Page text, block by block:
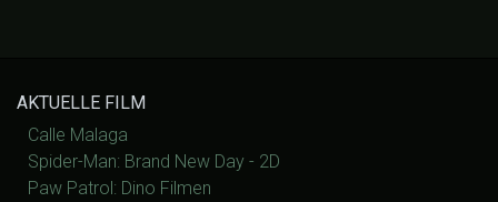
AKTUELLE FILM
Calle Malaga
Spider-Man: Brand New Day - 2D
Paw Patrol: Dino Filmen